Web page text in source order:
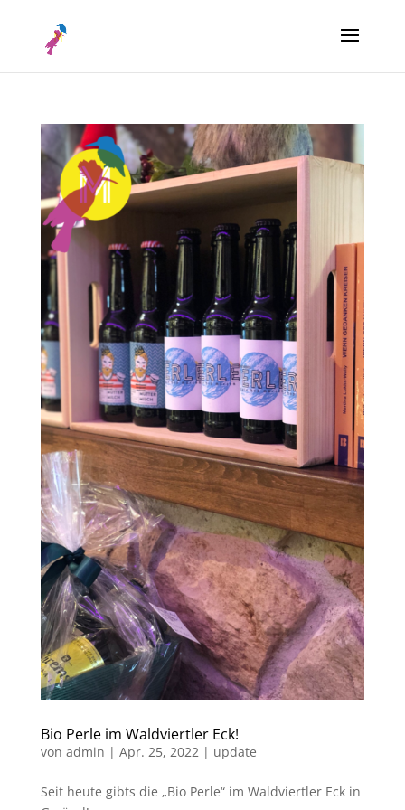
Bio Perle im Waldviertler Eck!
von admin | Apr. 25, 2022| update
Seit heute gibts die „Bio Perle“ im Waldviertler Eck in